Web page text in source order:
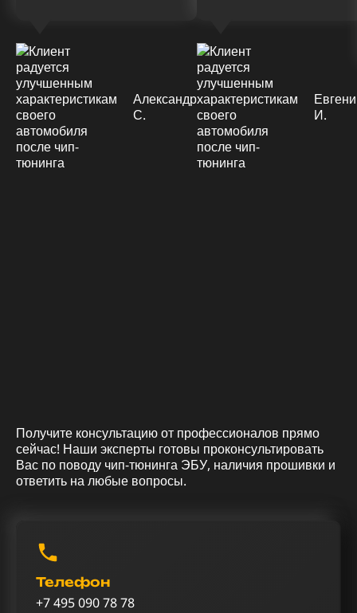
Александр
С.
И.
Получите консультацию от профессионалов прямо
сейчас! Наши эксперты готовы проконсультировать
Вас по поводу чип-тюнинга ЭБУ, наличия прошивки и
ответить на любые вопросы.
Телефон
+7 495 090 78 78